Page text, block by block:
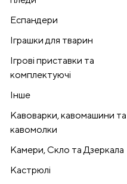
Еспандери
Іграшки для тварин
Ігрові приставки та
комплектуючі
Інше
Кавоварки, кавомашини та
кавомолки
Камери, Скло та Дзеркала
Кастрюлі